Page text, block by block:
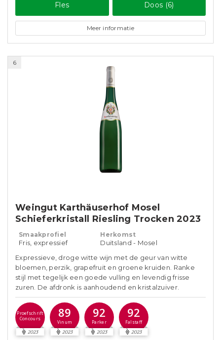
Fles Doos (6)
Meer informatie
6
Weingut Karthäuserhof Mosel
Schieferkristall Riesling Trocken 2023
Smaakprofiel
Fris, expressief
Herkomst
Duitsland - Mosel
Expressieve, droge witte wijn met de geur van witte
bloemen, perzik, grapefruit en groene kruiden. Ranke
stijl met tegelijk een goede vulling en levendig frisse
zuren. De afdronk is aanhoudend en kristalzuiver.
Proefschrift
Concours
2023
89
Vinum
2023
92
Parker
2023
92
Falstaff
2023